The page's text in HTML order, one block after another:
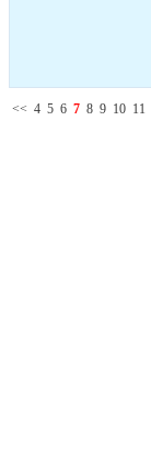
<< 4 5 6 7 8 9 10 11